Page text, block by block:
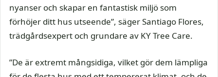
nyanser och skapar en fantastisk miljö som
förhöjer ditt hus utseende”, säger Santiago Flores,
trädgårdsexpert och grundare av KY Tree Care.
”De är extremt mångsidiga, vilket gör dem lämpliga